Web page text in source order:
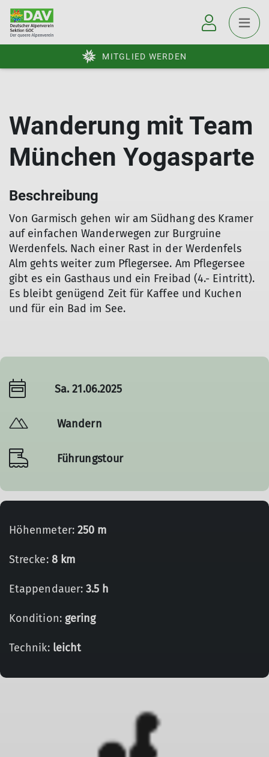
MITGLIED WERDEN
Wanderung mit Team
München Yogasparte
Beschreibung
Von Garmisch gehen wir am Südhang des Kramer
auf einfachen Wanderwegen zur Burgruine
Werdenfels. Nach einer Rast in der Werdenfels
Alm gehts weiter zum Pflegersee. Am Pflegersee
gibt es ein Gasthaus und ein Freibad (4.- Eintritt).
Es bleibt genügend Zeit für Kaffee und Kuchen
und für ein Bad im See.
Sa. 21.06.2025
Wandern
Führungstour
Höhenmeter: 250 m
Strecke: 8 km
Etappendauer:3.5 h
Kondition: gering
Technik: leicht